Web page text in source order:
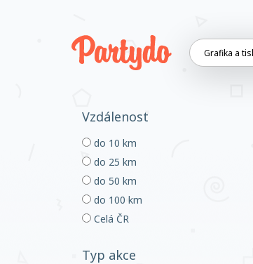
Vzdálenost
do 10 km
do 25 km
do 50 km
do 100 km
Celá ČR
Typ akce